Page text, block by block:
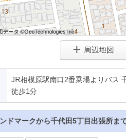
データ ©GeoTechnologies Inc.
データ ©GeoTechnologies Inc.
データ ©GeoTechnologies Inc.
データ ©GeoTechnologies Inc.
データ ©GeoTechnologies Inc.
データ ©GeoTechnologies Inc.
データ ©GeoTechnologies Inc.
データ ©GeoTechnologies Inc.
データ ©GeoTechnologies Inc.
JR相模原駅南口2番乗場よりバス
徒歩1分
ドマークから千代田5丁目出張所ま